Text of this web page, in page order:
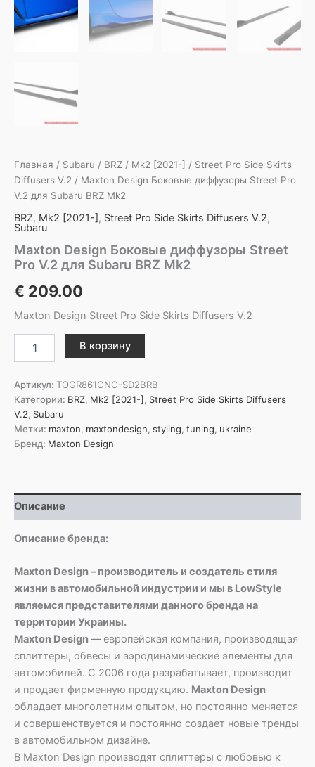
Главная / Subaru / BRZ / Mk2 [2021-] / Street Pro Side Skirts
Diffusers V.2 / Maxton Design Боковые диффузоры Street Pro
V.2 для Subaru BRZ Mk2
BRZ, Mk2 [2021-] , Street Pro Side Skirts Diffusers V.2,
Subaru
Maxton Design Боковые диффузоры Street
Pro V.2 для Subaru BRZ Mk2
€ 209.00
Maxton Design Street Pro Side Skirts Diffusers V.2
товара
Design
Боковые
диффузоры
Street
Pro
V.2
BRZ
Mk2
В корзину
Артикул: TOGR861CNC-SD2BRB
Категории: BRZ, Mk2 [2021-], Street Pro Side Skirts Diffusers
V.2, Subaru
Метки: maxton, maxtondesign, styling, tuning, ukraine
Бренд: Maxton Design
Описание
Описание бренда:
Maxton Design – производитель и создатель стиля
жизни в автомобильной индустрии и мы в LowStyle
являемся представителями данного бренда на
территории Украины.
Maxton Design —европейская компания, производящая
сплиттеры, обвесы и аэродинамические элементы для
автомобилей. С 2006 года разрабатывает, производит
и продает фирменную продукцию. Maxton Design
обладает многолетним опытом, но постоянно меняется
и совершенствуется и постоянно создает новые тренды
в автомобильном дизайне.
В Maxton Design производят сплиттеры с любовью к